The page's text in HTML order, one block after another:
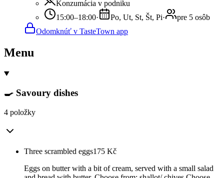
Konzumácia v podniku
15:00–18:00· Po, Ut, St, Št, Pi·
pre 5 osôb
Odomknúť v TasteTown app
Menu
🍳 Savoury dishes
4 položky
Three scrambled eggs175 Kč
Eggs on butter with a bit of cream, served with a small salad